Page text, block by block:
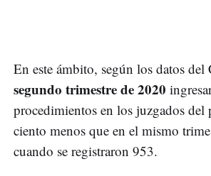
En este ámbito, según los datos del
segundo trimestre de 2020
procedimientos en los juzgados
ciento menos que en el mismo
cuando se registraron 953.